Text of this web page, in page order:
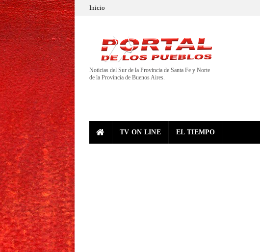
Inicio
Noticias del Sur de la Provincia de Santa Fe y Norte
de la Provincia de Buenos Aires.
TV ON LINE EL TIEMPO